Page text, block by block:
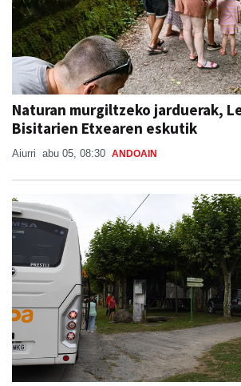
Naturan murgiltzeko jarduerak,
Bisitarien Etxearen eskutik
Aiurri abu 05, 08:30 ANDOAIN